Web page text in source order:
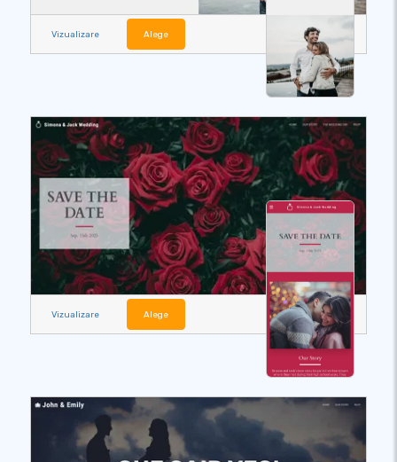
Vizualizare Alege
Vizualizare Alege